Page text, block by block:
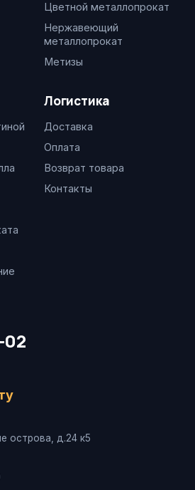
Цветной металлопрокат
Нержавеющий
металлопрокат
Метизы
Логистика
Доставка
Оплата
Возврат товара
Контакты
02
острова, д.24 к5